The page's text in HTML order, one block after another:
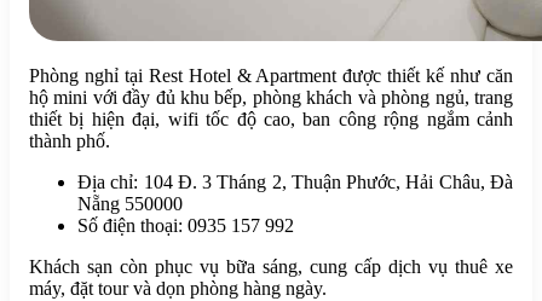
Phòng nghỉ tại Rest Hotel & Apartment được thiết kế như căn
hộ mini với đầy đủ khu bếp, phòng khách và phòng ngủ, trang
thiết bị hiện đại, wifi tốc độ cao, ban công rộng ngắm cảnh
thành phố.
Địa chỉ: 104 Đ. 3 Tháng 2, Thuận Phước, Hải Châu, Đà
Nẵng 550000
Số điện thoại: 0935 157 992
Khách sạn còn phục vụ bữa sáng, cung cấp dịch vụ thuê xe
máy, đặt tour và dọn phòng hàng ngày.